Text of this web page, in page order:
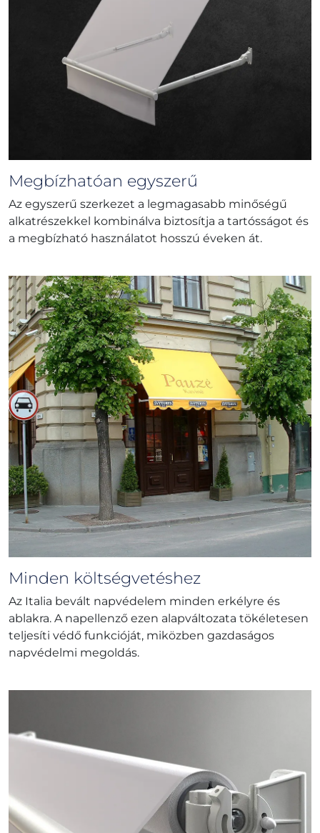
Megbízhatóan egyszerű
Az egyszerű szerkezet a legmagasabb minőségű
alkatrészekkel kombinálva biztosítja a tartósságot és
a megbízható használatot hosszú éveken át.
Minden költségvetéshez
Az Italia bevált napvédelem minden erkélyre és
ablakra. A napellenző ezen alapváltozata tökéletesen
teljesíti védő funkcióját, miközben gazdaságos
napvédelmi megoldás.